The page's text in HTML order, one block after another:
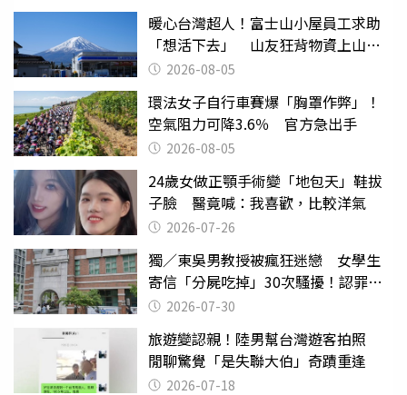
暖心台灣超人！富士山小屋員工求助
「想活下去」 山友狂背物資上山：
台灣真的是寶島
2026-08-05
環法女子自行車賽爆「胸罩作弊」！
空氣阻力可降3.6％ 官方急出手
2026-08-05
24歲女做正顎手術變「地包天」鞋拔
子臉 醫竟喊：我喜歡，比較洋氣
2026-07-26
獨／東吳男教授被瘋狂迷戀 女學生
寄信「分屍吃掉」30次騷擾！認罪免
關 2026-07-30
旅遊變認親！陸男幫台灣遊客拍照
閒聊驚覺「是失聯大伯」奇蹟重逢
2026-07-18